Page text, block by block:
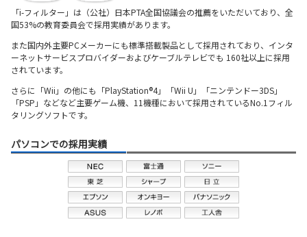
「i-フィルター」は（公社）日本PTA全国協議会の推薦をいただいており、 全
国53%の教育委員会で採用実績があります。
また国内外主要PCメーカーにも標準搭載製品として採用されており、 インタ
ーネットサービスプロバイダーおよびケーブルテレビでも 160社以上に採用
されています。
さらに「Wii」の他にも「PlayStation®4」「Wii U」「ニンテンドー3DS」
「PSP」などなど主要ゲーム機、11機種において採用されているNo.1フィル
タリングソフトです。
パソコンでの採用実績